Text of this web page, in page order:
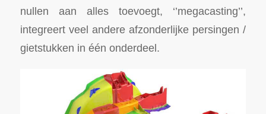
nullen aan alles toevoegt, ‘’megacasting’’,
integreert veel andere afzonderlijke persingen /
gietstukken in één onderdeel.